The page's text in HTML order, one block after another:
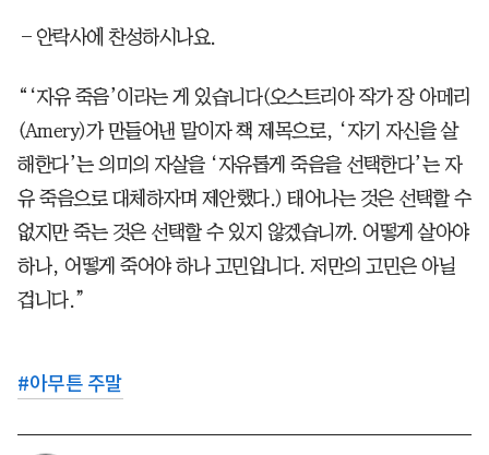
―안락사에 찬성하시나요.
“‘자유 죽음’이라는 게 있습니다(오스트리아 작가 장 아메리
(Amery)가 만들어낸 말이자 책 제목으로, ‘자기 자신을 살
해한다’는 의미의 자살을 ‘자유롭게 죽음을 선택한다’는 자
유 죽음으로 대체하자며 제안했다.) 태어나는 것은 선택할 수
없지만 죽는 것은 선택할 수 있지 않겠습니까. 어떻게 살아야
하나, 어떻게 죽어야 하나 고민입니다. 저만의 고민은 아닐
겁니다.”
#아무튼 주말